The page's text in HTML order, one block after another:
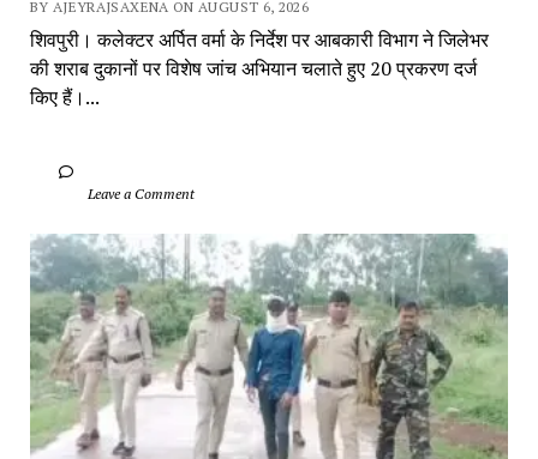
BY AJEYRAJSAXENA ON AUGUST 6, 2026
शिवपुरी। कलेक्टर अर्पित वर्मा के निर्देश पर आबकारी विभाग ने जिलेभर
की शराब दुकानों पर विशेष जांच अभियान चलाते हुए 20 प्रकरण दर्ज
किए हैं।...
		Leave a Comment